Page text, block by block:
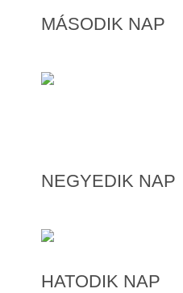
MÁSODIK NAP
NEGYEDIK NAP
HATODIK NAP